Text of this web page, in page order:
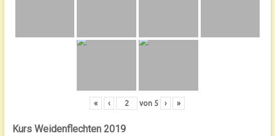
« ‹ von 5 › »
Kurs Weidenflechten 2019